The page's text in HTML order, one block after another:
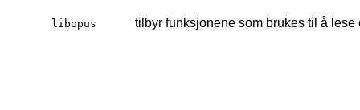
libopus tilbyr funksjonene som brukes til å lese